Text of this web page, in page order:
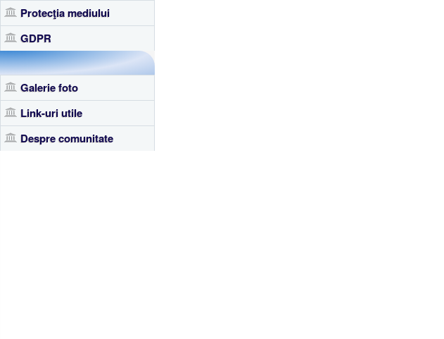
Protecţia mediului
GDPR
Galerie foto
Link-uri utile
Despre comunitate